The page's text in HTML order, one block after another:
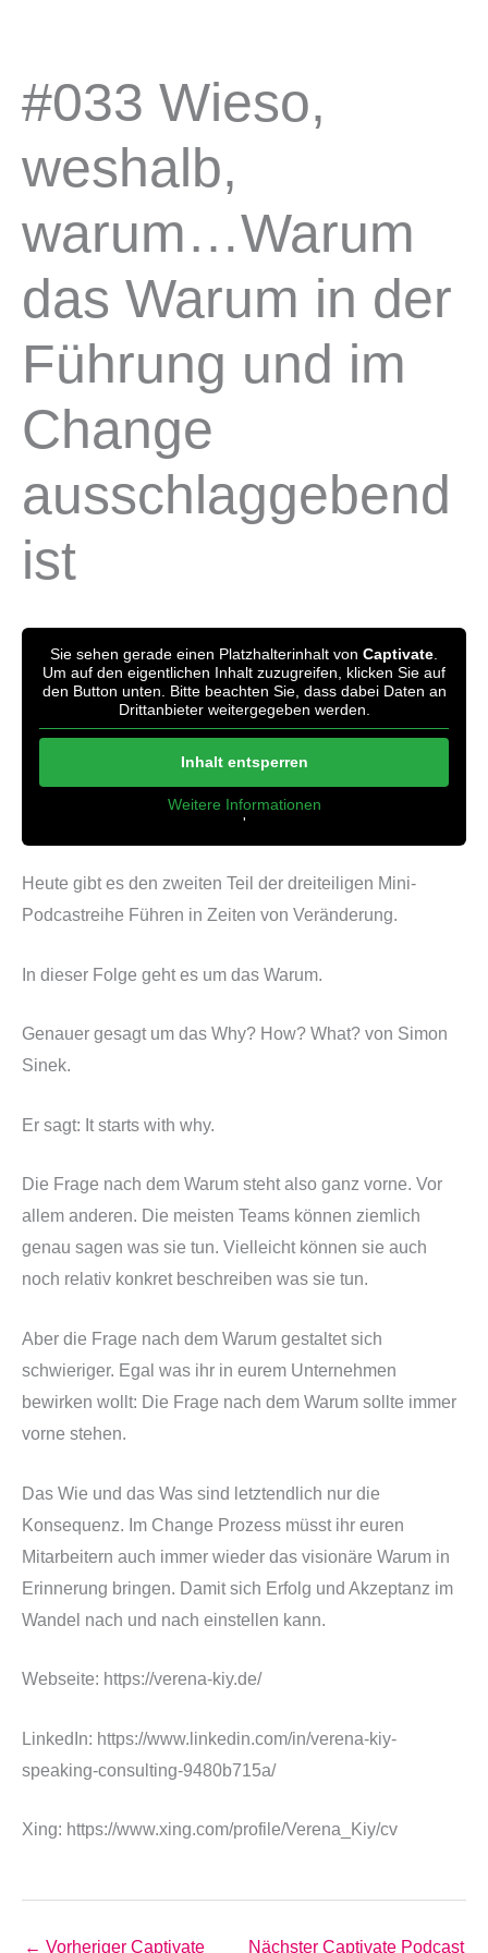
#033 Wieso,
weshalb,
warum…Warum
das Warum in der
Führung und im
Change
ausschlaggebend
ist
Sie sehen gerade einen Platzhalterinhalt von Captivate
Um auf den eigentlichen Inhalt zuzugreifen, klicken Sie auf
den Button unten. Bitte beachten Sie, dass dabei Daten an
Drittanbieter weitergegeben werden.
Inhalt entsperren
Weitere Informationen
'
Heute gibt es den zweiten Teil der dreiteiligen Mini-
Podcastreihe Führen in Zeiten von Veränderung.
In dieser Folge geht es um das Warum.
Genauer gesagt um das Why? How? What? von Simon
Sinek.
Er sagt: It starts with why.
Die Frage nach dem Warum steht also ganz vorne. Vor
allem anderen. Die meisten Teams können ziemlich
genau sagen was sie tun. Vielleicht können sie auch
noch relativ konkret beschreiben was sie tun.
Aber die Frage nach dem Warum gestaltet sich
schwieriger. Egal was ihr in eurem Unternehmen
bewirken wollt: Die Frage nach dem Warum sollte immer
vorne stehen.
Das Wie und das Was sind letztendlich nur die
Konsequenz. Im Change Prozess müsst ihr euren
Mitarbeitern auch immer wieder das visionäre Warum in
Erinnerung bringen. Damit sich Erfolg und Akzeptanz im
Wandel nach und nach einstellen kann.
Webseite: https://verena-kiy.de/
LinkedIn: https://www.linkedin.com/in/verena-kiy-
speaking-consulting-9480b715a/
Xing: https://www.xing.com/profile/Verena_Kiy/cv
← Vorheriger Captivate Nächster Captivate Podcast